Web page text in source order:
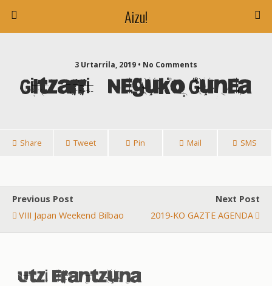
Aizu!
3 Urtarrila, 2019 • No Comments
Giltzarri – Neguko Gunea
Share Tweet Pin Mail SMS
Previous Post
VIII Japan Weekend Bilbao
Next Post
2019-KO GAZTE AGENDA
Utzi erantzuna